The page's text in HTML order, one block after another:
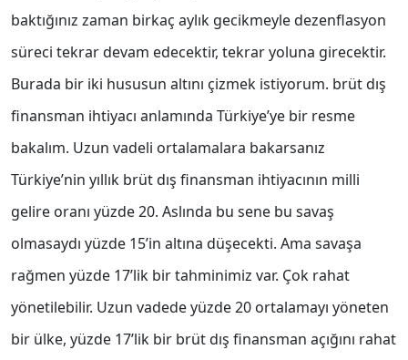
baktığınız zaman birkaç aylık gecikmeyle dezenflasyon
süreci tekrar devam edecektir, tekrar yoluna girecektir.
Burada bir iki hususun altını çizmek istiyorum. brüt dış
finansman ihtiyacı anlamında Türkiye’ye bir resme
bakalım. Uzun vadeli ortalamalara bakarsanız
Türkiye’nin yıllık brüt dış finansman ihtiyacının milli
gelire oranı yüzde 20. Aslında bu sene bu savaş
olmasaydı yüzde 15’in altına düşecekti. Ama savaşa
rağmen yüzde 17’lik bir tahminimiz var. Çok rahat
yönetilebilir. Uzun vadede yüzde 20 ortalamayı yöneten
bir ülke, yüzde 17’lik bir brüt dış finansman açığını rahat